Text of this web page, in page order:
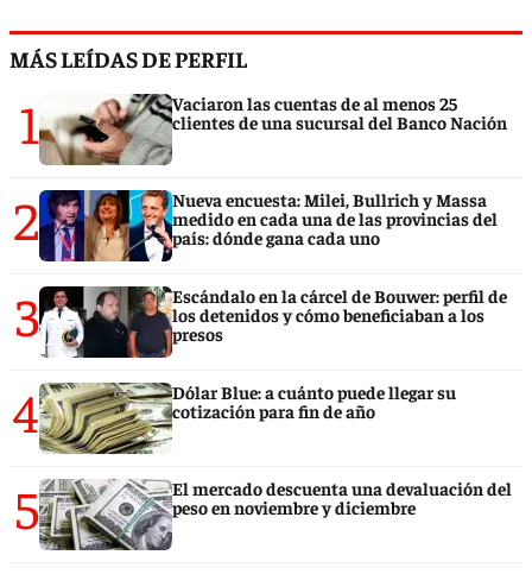
MÁS LEÍDAS DE PERFIL
1
Vaciaron las cuentas de al menos 25
clientes de una sucursal del Banco Nación
2
Nueva encuesta: Milei, Bullrich y Massa
medido en cada una de las provincias del
país: dónde gana cada uno
3
Escándalo en la cárcel de Bouwer: perfil de
los detenidos y cómo beneficiaban a los
presos
4
Dólar Blue: a cuánto puede llegar su
cotización para fin de año
5
El mercado descuenta una devaluación del
peso en noviembre y diciembre